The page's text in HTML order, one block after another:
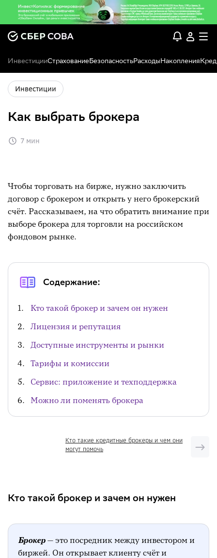
ИнвестицииСтрахованиеБезопасностьРасходыНакопления
Инвестиции
Как выбрать брокера
7 мин
Чтобы торговать на бирже, нужно заключить
договор с брокером и открыть у него брокерский
счёт. Рассказываем, на что обратить внимание при
выборе брокера для торговли на российском
фондовом рынке.
Содержание:
Кто такой брокер и зачем он нужен
Лицензия и репутация
Доступные инструменты и рынки
Тарифы и комиссии
Сервис: приложение и техподдержка
Можно ли поменять брокера
Кто такие кредитные брокеры и чем они
могут помочь
Кто такой брокер и зачем он нужен
Брокер — это посредник между инвестором и
биржей. Он открывает клиенту счёт и